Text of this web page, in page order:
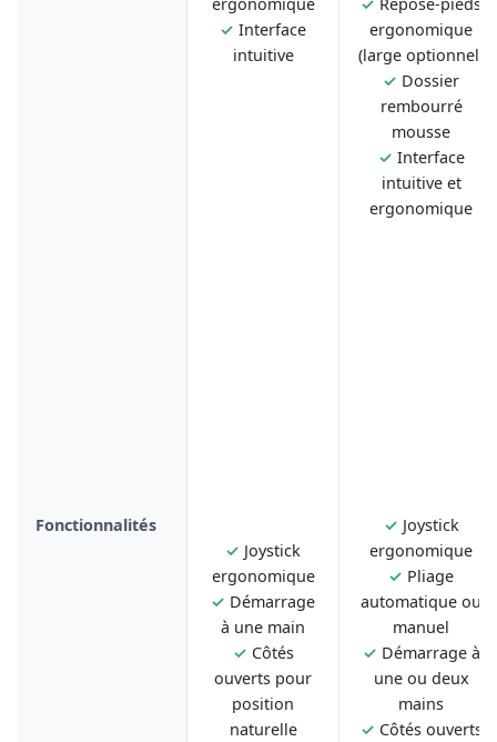
✓ Interface
intuitive
ergonomique
(large optionnel)
✓ Dossier
rembourré
mousse
✓ Interface
intuitive et
ergonomique
Fonctionnalités
✓ Joystick
ergonomique
✓ Démarrage
à une main
✓ Côtés
ouverts pour
position
naturelle
✓ Joystick
ergonomique
✓ Pliage
automatique ou
manuel
✓ Démarrage à
une ou deux
mains
✓ Côtés ouverts